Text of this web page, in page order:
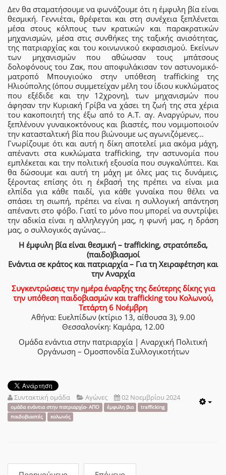
Δεν θα σταματήσουμε να φωνάζουμε ότι η έμφυλη βία είναι
θεσμική. Γεννιέται, θρέφεται και στη συνέχεια ξεπλένεται
μέσα στους κόλπους των κρατικών και παρακρατικών
μηχανισμών, μέσα στις συνθήκες της ταξικής ανισότητας,
της πατριαρχίας και του κοινωνικού εκφασισμού. Εκείνων
των μηχανισμών που αθώωσαν τους μπάτσους
δολοφόνους του Ζακ, που αποφυλάκισαν τον αστυνομικό-
ματροπό Μπουγιούκο στην υπόθεση trafficking της
Ηλιούπολης (όπου συμμετείχαν μέλη του ίδιου κυκλώματος
που εξέδιδε και την 12χρονη), των μηχανισμών που
άφησαν την Κυριακή Γρίβα να χάσει τη ζωή της στα χέρια
του κακοποιητή της έξω από το Α.Τ. αγ. Αναργύρων, που
ξεπλένουν γυναικοκτόνους και βιαστές, που νομιμοποιούν
την κατασταλτική βία που βιώνουμε ως αγωνιζόμενες…
Γνωρίζουμε ότι και αυτή η δίκη αποτελεί μια ακόμα μάχη,
απέναντι στα κυκλώματα trafficking, την αστυνομία που
εμπλέκεται και την πολιτική εξουσία που συγκαλύπτει. Και
θα δώσουμε και αυτή τη μάχη με όλες μας τις δυνάμεις,
ξέροντας επίσης ότι η έκβασή της πρέπει να είναι μια
ελπίδα για κάθε παιδί, για κάθε γυναίκα που θέλει να
σπάσει τη σιωπή, πρέπει να είναι η συλλογική απάντηση
απέναντι στο φόβο. Γιατί το μόνο που μπορεί να συντρίψει
την αδικία είναι η αλληλεγγύη μας, η φωνή μας, η δράση
μας, ο συλλογικός αγώνας…
Η έμφυλη βία είναι θεσμική – trafficking, στρατόπεδα,
(παιδο)βιασμοί
Ενάντια σε κράτος και πατριαρχία – Για τη Χειραφέτηση και
την Αναρχία
Συγκεντρώσεις την ημέρα έναρξης της δεύτερης δίκης για
την υπόθεση παιδοβιασμών και trafficking του Κολωνού,
Τετάρτη 6 Νοέμβρη
Αθήνα: Ευελπίδων (κτίριο 13, αίθουσα 3), 9.00
Θεσσαλονίκη: Καμάρα, 12.00
Ομάδα ενάντια στην πατριαρχία | Αναρχική Πολιτική
Οργάνωση – Ομοσπονδία Συλλογικοτήτων
Συντακτική ομάδα Αγώνες 02 Νοεμβρίου 2024
ομάδα ενάντια στην πατριαρχία- ΑΠΟ έμφυλη βια
trafficking
παιδοβιαστές
κολωνός